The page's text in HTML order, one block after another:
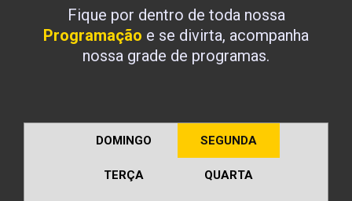
Fique por dentro de toda nossa
Programação e se divirta, acompanha
nossa grade de programas.
DOMINGO SEGUNDA
TERÇA QUARTA